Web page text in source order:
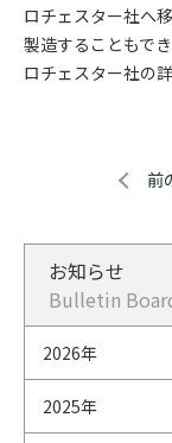
ロチェスター社へ
製造することもで
ロチェスター社の
前
お知らせ
Bulletin
2026年
2025年